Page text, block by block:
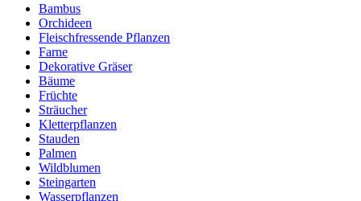
Bambus
Orchideen
Fleischfressende Pflanzen
Farne
Dekorative Gräser
Bäume
Früchte
Sträucher
Kletterpflanzen
Stauden
Palmen
Wildblumen
Steingarten
Wasserpflanzen